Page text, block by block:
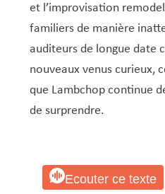
et l’improvisation
familiers de manière
auditeurs de longue date
nouveaux venus curieux,
que Lambchop continue
de surprendre.
Ecouter ce texte